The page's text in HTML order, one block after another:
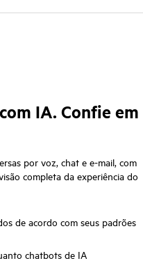
IA. Confie em
por voz, chat e e-mail, com
completa da experiência do
de acordo com seus padrões
chatbots de IA